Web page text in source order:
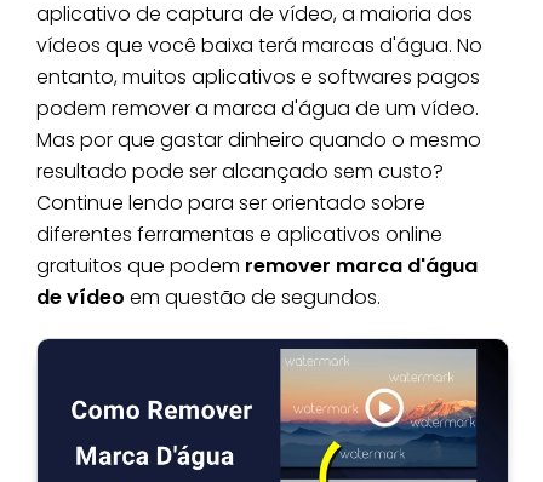
aplicativo de captura de vídeo, a maioria dos
vídeos que você baixa terá marcas d'água. No
entanto, muitos aplicativos e softwares pagos
podem remover a marca d'água de um vídeo.
Mas por que gastar dinheiro quando o mesmo
resultado pode ser alcançado sem custo?
Continue lendo para ser orientado sobre
diferentes ferramentas e aplicativos online
gratuitos que podem remover marca d'água
de vídeo em questão de segundos.